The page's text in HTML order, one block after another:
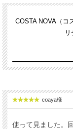
COSTA NOVA（
coaya様
使って見ました。